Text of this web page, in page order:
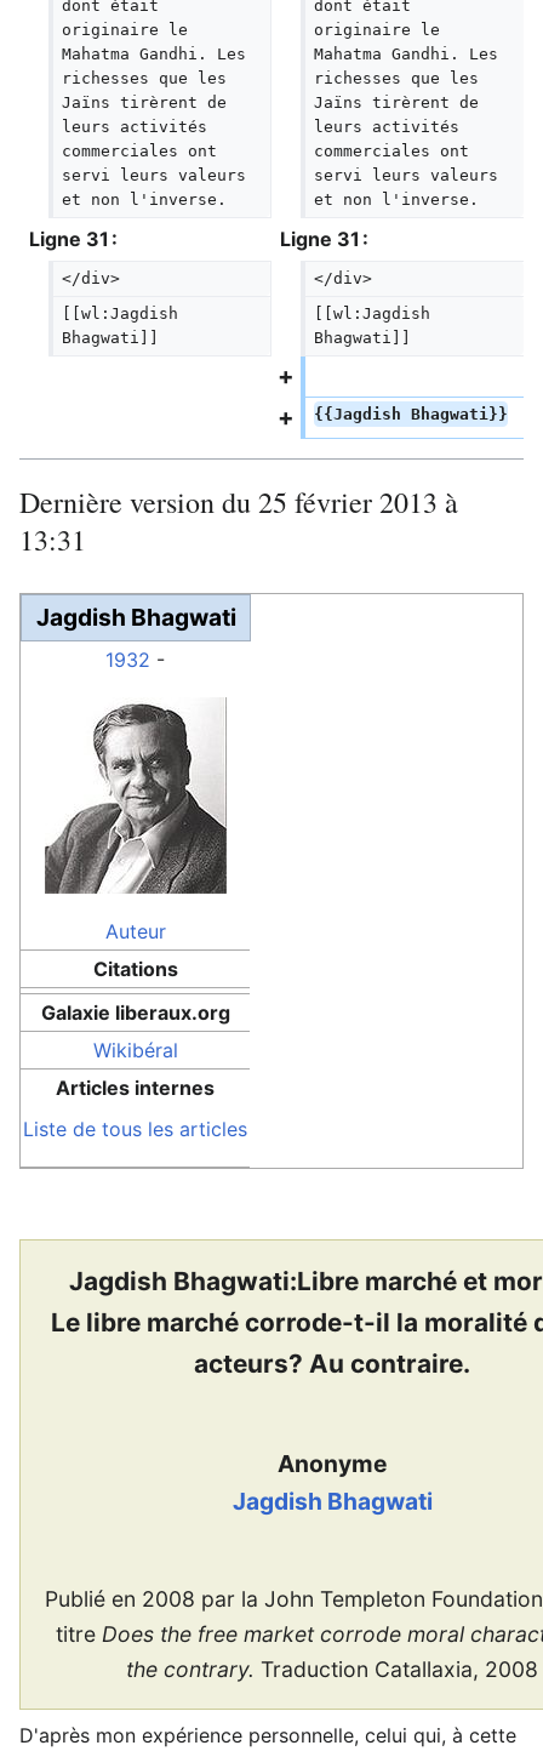
dont était
originaire le
Mahatma Gandhi. Les
richesses que les
Jaïns tirèrent de
leurs activités
commerciales ont
servi leurs valeurs
et non l'inverse.
dont était
originaire le
Mahatma Gandhi. Les
richesses que les
Jaïns tirèrent de
leurs activités
commerciales ont
servi leurs valeurs
et non l'inverse.
Ligne 31 : Ligne 31 :
</div>
</div>
[[wl:Jagdish
Bhagwati]]
[[wl:Jagdish
Bhagwati]]
{{Jagdish Bhagwati}}
Dernière version du 25 février 2013 à
13:31
Jagdish Bhagwati
1932 -
Auteur
Citations
Galaxie liberaux.org
Wikibéral
Articles internes
Liste de tous les articles
Jagdish Bhagwati:Libre marché et
Le libre marché corrode-t-il la moralité
acteurs? Au contraire.
Anonyme
Jagdish Bhagwati
Publié en 2008 par la John Templeton
titre Does the free market corrode moral
the contrary. Traduction Catallaxia, 2008
D'après mon expérience personnelle, celui qui, à cette